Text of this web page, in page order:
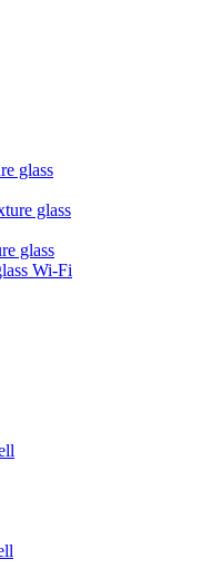
glass
glass
glass
Wi-Fi